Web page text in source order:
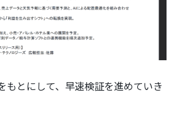
もとにして、早速検証を進めていき